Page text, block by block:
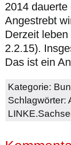
2014
Angestrebt
Derzeit
2.2.15).
Das ist ein
Kategorie:
Schlagwörter: